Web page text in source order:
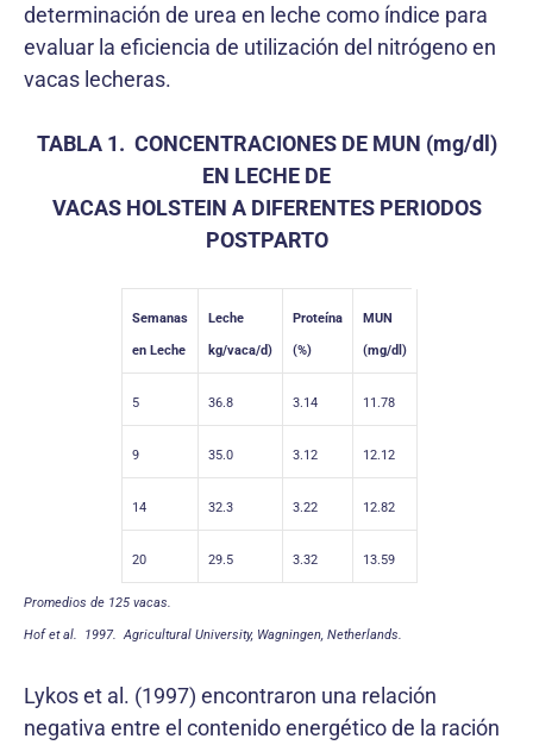
determinación de urea en leche como índice para
evaluar la eficiencia de utilización del nitrógeno en
vacas lecheras.
TABLA 1. CONCENTRACIONES DE MUN (mg/dl)
EN LECHE DE
VACAS HOLSTEIN A DIFERENTES PERIODOS
POSTPARTO
Semanas
en Leche
Leche
kg/vaca/d)
Proteína
(%)
MUN
(mg/dl)
5 36.8 3.14 11.78
9 35.0 3.12 12.12
14 32.3 3.22 12.82
20 29.5 3.32 13.59
Promedios de 125 vacas.
Hof et al. 1997. Agricultural University, Wagningen, Netherlands.
Lykos et al. (1997) encontraron una relación
negativa entre el contenido energético de la ración